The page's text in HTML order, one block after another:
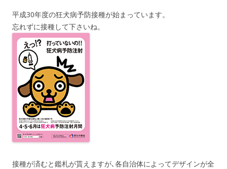
平成30年度の狂犬病予防接種が始まっています。
忘れずに接種して下さいね。
接種が済むと鑑札が貰えますが､各自治体によってデザインが全